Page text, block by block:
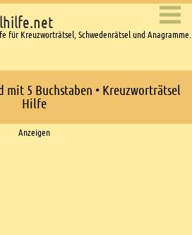
für Kreuzworträtsel, Schwedenrätsel und Anagramme.
mit 5 Buchstaben • Kreuzworträtsel
Hilfe
Anzeigen